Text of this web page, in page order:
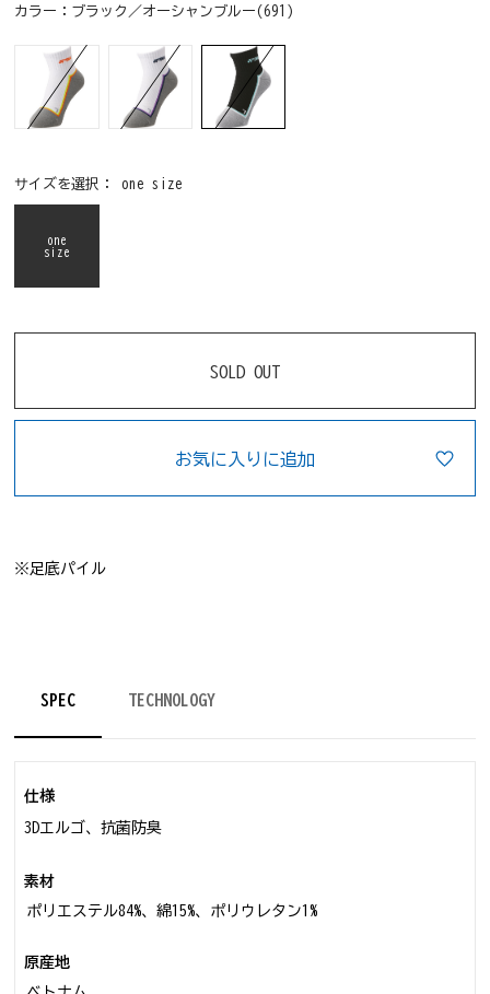
カラー： ブラック／オーシャンブルー(691)
サイズを選択：one size
one
size
SOLD OUT
お気に入りに追加
※足底パイル
SPEC TECHNOLOGY
仕様
3Dエルゴ、抗菌防臭
素材
ポリエステル84%、綿15%、ポリウレタン1%
原産地